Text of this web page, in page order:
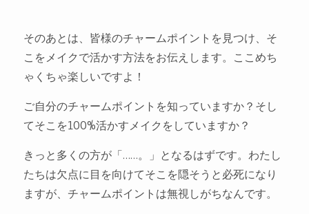
そのあとは、皆様のチャームポイントを見つけ、そ
こをメイクで活かす方法をお伝えします。ここめち
ゃくちゃ楽しいですよ！
ご自分のチャームポイントを知っていますか？そし
てそこを100%活かすメイクをしていますか？
きっと多くの方が「……。」となるはずです。わたし
たちは欠点に目を向けてそこを隠そうと必死になり
ますが、チャームポイントは無視しがちなんです。